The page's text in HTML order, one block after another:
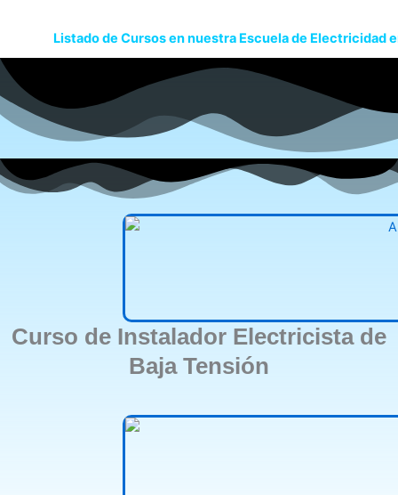
Listado de Cursos en nuestra Escuela de Electricidad
Curso de Instalador Electricista de
Baja Tensión